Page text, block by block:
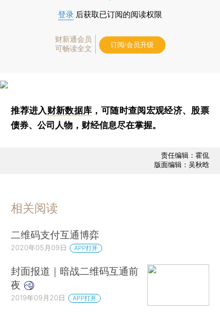
登录 后获取已订阅的阅读权限
财新通会员
可畅读全文
订阅/会员升级
推荐进入财新数据库 ，可随时查阅宏观经济、股票
债券、公司人物，财经信息尽在掌握。
责任编辑：霍侃
版面编辑：吴秋晗
相关阅读
二维码支付互通博弈
2020年05月09日 APP打开
封面报道｜暗战二维码互通前
夜
2019年09月20日 APP打开